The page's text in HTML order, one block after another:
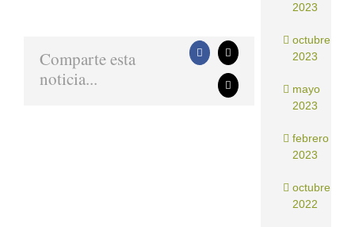
Comparte esta
noticia...
Facebook
X
Correo
electrónico
2023
octubre
2023
mayo
2023
febrero
2023
octubre
2022